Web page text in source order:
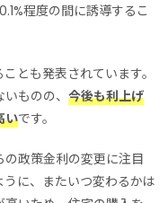
程度の間に誘導するこ
とも発表されています。
ものの、 今後も利上げ
いです。
政策金利の変更に注目
に、またいつ変わるかは